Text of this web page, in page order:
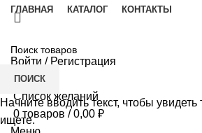
ГЛАВНАЯ КАТАЛОГ КОНТАКТЫ
Войти / Регистрация
Список желаний
0 товаров / 0,00 ₽
ПОИСК
Начните вводить текст, чтобы
ищете.